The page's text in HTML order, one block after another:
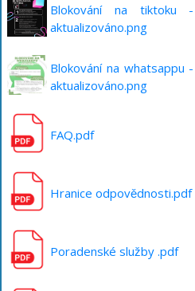
Blokování na tiktoku -
aktualizováno.png
Blokování na whatsappu -
aktualizováno.png
FAQ.pdf
Hranice odpovědnosti.pdf
Poradenské služby .pdf